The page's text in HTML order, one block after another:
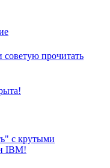
прочитать
с крутыми
IBM!